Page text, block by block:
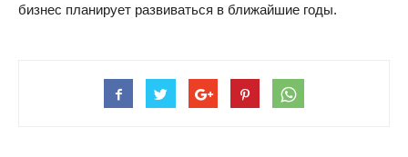
бизнес планирует развиваться в ближайшие годы.